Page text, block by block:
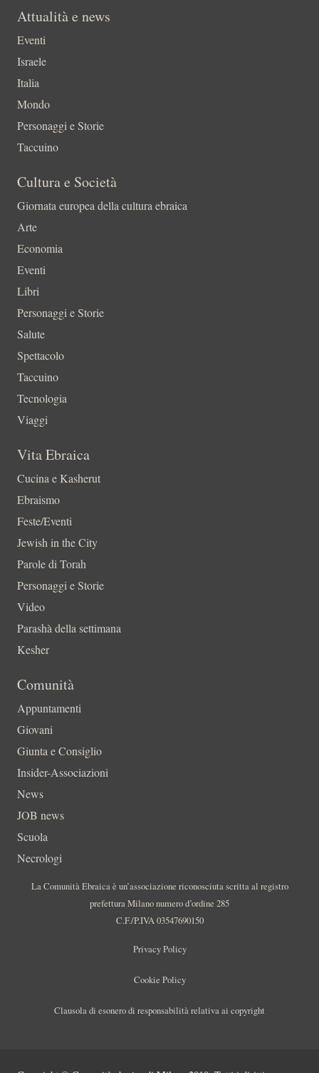
Attualità e news
Eventi
Israele
Italia
Mondo
Personaggi e Storie
Taccuino
Cultura e Società
Giornata europea della cultura ebraica
Arte
Economia
Eventi
Libri
Personaggi e Storie
Salute
Spettacolo
Taccuino
Tecnologia
Viaggi
Vita Ebraica
Cucina e Kasherut
Ebraismo
Feste/Eventi
Jewish in the City
Parole di Torah
Personaggi e Storie
Video
Parashà della settimana
Kesher
Comunità
Appuntamenti
Giovani
Giunta e Consiglio
Insider-Associazioni
News
JOB news
Scuola
Necrologi
La Comunità Ebraica è un’associazione riconosciuta scritta al registro
prefettura Milano numero d’ordine 285
C.F./P.IVA 03547690150
Privacy Policy
Cookie Policy
Clausola di esonero di responsabilità relativa ai copyright